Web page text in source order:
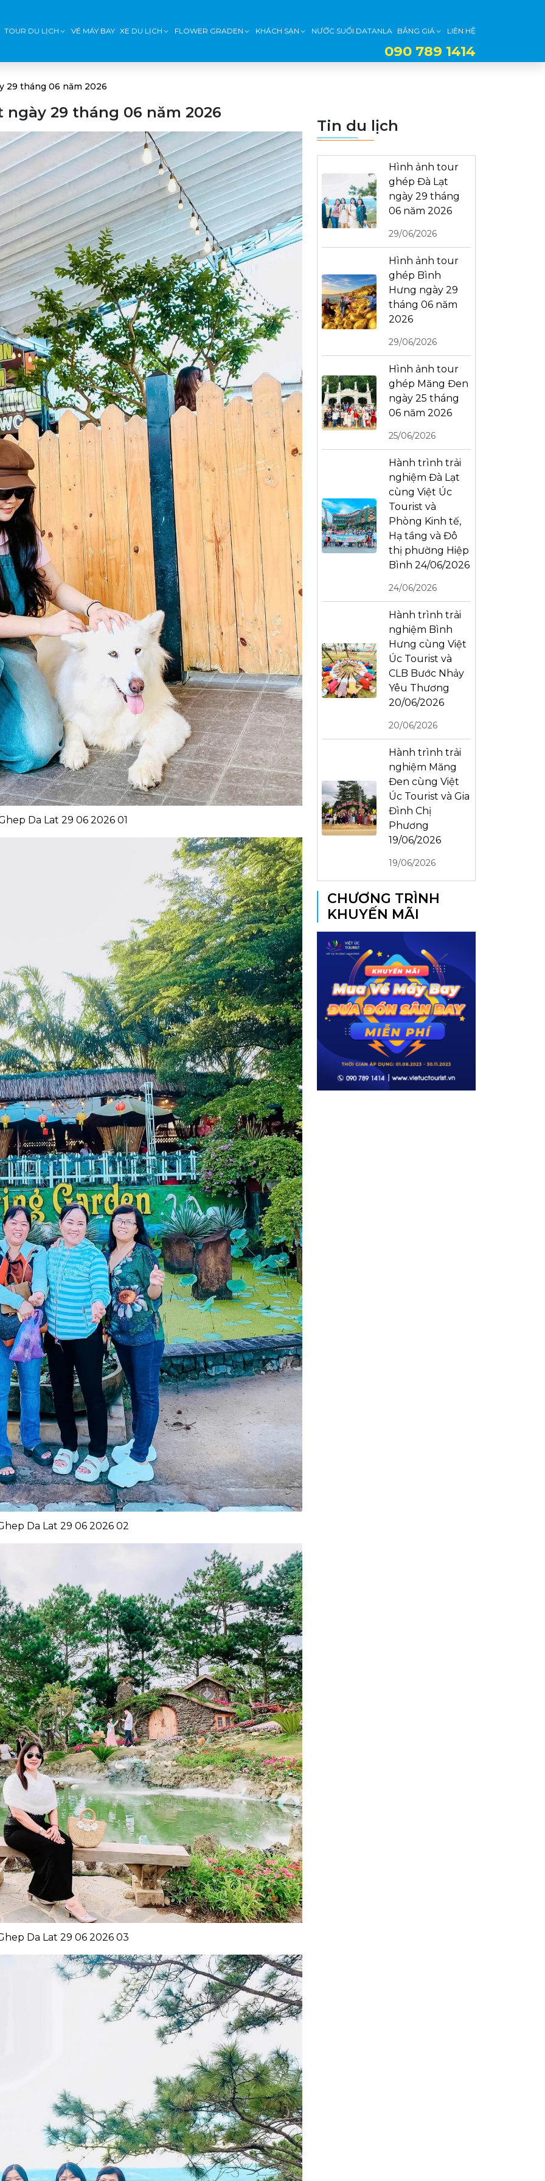
TOUR DU LỊCH VÉ MÁY BAY XE DU LỊCH FLOWER GRADEN KHÁCH SẠN NƯỚC SUỐI DATANLA BẢNG GIÁ LIÊN HỆ
090 789 1414
29 tháng 06 năm 2026
29 tháng 06 năm 2026
Da Lat 29 06 2026 01
Da Lat 29 06 2026 02
Da Lat 29 06 2026 03
Tin du lịch
Hình ảnh tour
ghép Đà Lạt
ngày 29 tháng
06 năm 2026
29/06/2026
Hình ảnh tour
ghép Bình
Hưng ngày 29
tháng 06 năm
2026
29/06/2026
Hình ảnh tour
ghép Măng Đen
ngày 25 tháng
06 năm 2026
25/06/2026
Hành trình trải
nghiệm Đà Lạt
cùng Việt Úc
Tourist và
Phòng Kinh tế,
Hạ tầng và Đô
thị phường Hiệp
Bình 24/06/2026
24/06/2026
Hành trình trải
nghiệm Bình
Hưng cùng Việt
Úc Tourist và
CLB Bước Nhảy
Yêu Thương
20/06/2026
20/06/2026
Hành trình trải
nghiệm Măng
Đen cùng Việt
Úc Tourist và Gia
Đình Chị
Phương
19/06/2026
19/06/2026
CHƯƠNG TRÌNH
KHUYẾN MÃI